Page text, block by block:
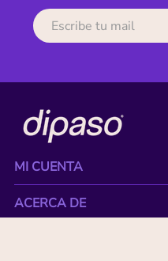
MI CUENTA
ACERCA DE